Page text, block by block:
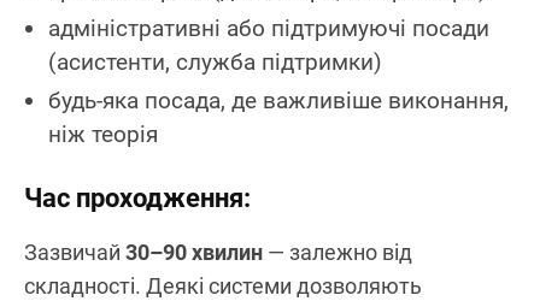
адміністративні або підтримуючі посади
(асистенти, служба підтримки)
будь-яка посада, де важливіше виконання,
ніж теорія
Час проходження:
Зазвичай 30–90 хвилин — залежно від
складності. Деякі системи дозволяють